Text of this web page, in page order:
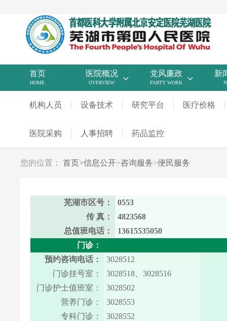
首页
HOME
医院概况
OVERVIEW
党风廉政
PARTY WORK
新
机构人员 设备技术 研究平台 医疗价格
医院采购 人事招聘 药品监控
您的位置： 首页>信息公开>咨询服务>便民服务
芜湖市区号：
0553
传 真：
4823568
总值班电话：
13615535050
门诊：
预约咨询电话：
3028512
门诊挂号室：
3028518、3028516
门诊护士值班室：
3028502
营养门诊：
3028553
专科门诊：
3028552